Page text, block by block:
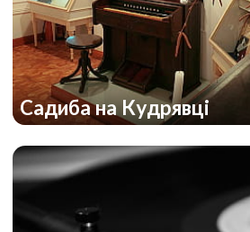
Садиба на Кудрявці